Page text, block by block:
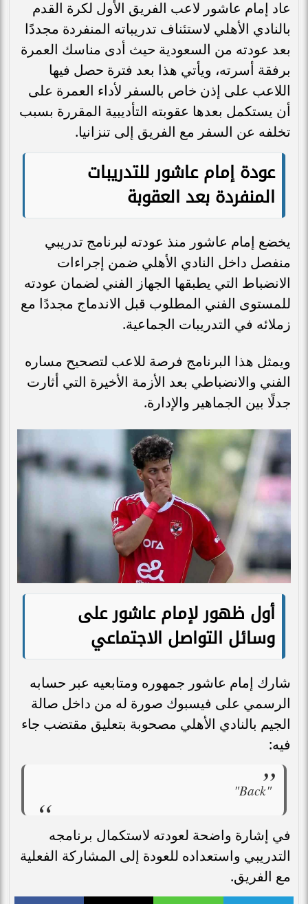
عاد إمام عاشور لاعب الفريق الأول لكرة القدم
بالنادي الأهلي لاستئناف تدريباته المنفردة مجددًا
بعد عودته من السعودية حيث أدى مناسك العمرة
برفقة أسرته، ويأتي هذا بعد فترة حصل فيها
اللاعب على إذن خاص بالسفر لأداء العمرة على
أن يستكمل بعدها عقوبته التأديبية المقررة بسبب
تخلفه عن السفر مع الفريق إلى تنزانيا.
عودة إمام عاشور للتدريبات
المنفردة بعد العقوبة
يخضع إمام عاشور منذ عودته لبرنامج تدريبي
منفصل داخل النادي الأهلي ضمن إجراءات
الانضباط التي يطبقها الجهاز الفني لضمان عودته
للمستوى الفني المطلوب قبل الاندماج مجددًا مع
زملائه في التدريبات الجماعية.
ويمثل هذا البرنامج فرصة للاعب لتصحيح مساره
الفني والانضباطي بعد الأزمة الأخيرة التي أثارت
جدلًا بين الجماهير والإدارة.
أول ظهور لإمام عاشور على
وسائل التواصل الاجتماعي
شارك إمام عاشور جمهوره ومتابعيه عبر حسابه
الرسمي على فيسبوك صورة له من داخل صالة
الجيم بالنادي الأهلي مصحوبة بتعليق مقتضب جاء
فيه:
"Back"
في إشارة واضحة لعودته لاستكمال برنامجه
التدريبي واستعداده للعودة إلى المشاركة الفعلية
مع الفريق.